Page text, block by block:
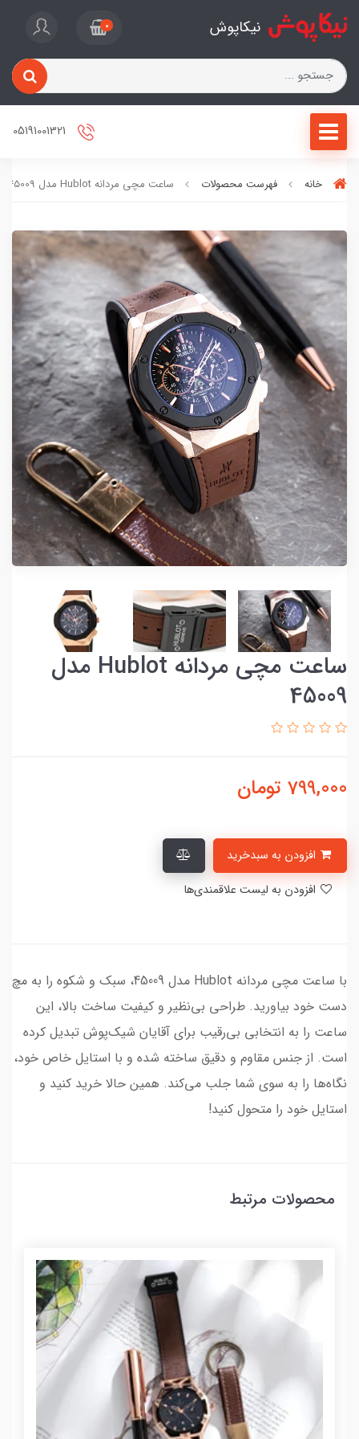
نیکاپوش 0
خانه فهرست محصولات ساعت مچی مردانه Hublot مدل 45009
ساعت مچی مردانه Hublot مدل
45009
799,000 تومان
با ساعت مچی مردانه Hublot مدل 45009، سبک و شکوه را به مچ
دست خود بیاورید. طراحی بی‌نظیر و کیفیت ساخت بالا، این
ساعت را به انتخابی بی‌رقیب برای آقایان شیک‌پوش تبدیل کرده
است. از جنس مقاوم و دقیق ساخته شده و با استایل خاص خود،
نگاه‌ها را به سوی شما جلب می‌کند. همین حالا خرید کنید و
استایل خود را متحول کنید!
محصولات مرتبط